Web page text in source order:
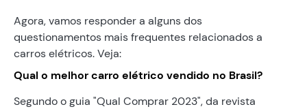
Agora, vamos responder a alguns dos
questionamentos mais frequentes relacionados a
carros elétricos. Veja:
Qual o melhor carro elétrico vendido no Brasil?
Segundo o guia "Qual Comprar 2023", da revista